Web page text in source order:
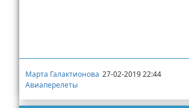
Марта Галактионова 27-02-2019 22:44
Авиаперелеты